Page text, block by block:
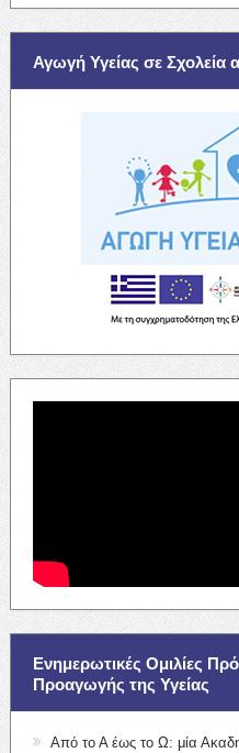
Αγωγή Υγείας σε Σχολεία
Ενημερωτικές Ομιλίες
Προαγωγής της Υγείας
Από το Α έως το Ω: μία